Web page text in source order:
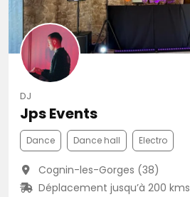
DJ
Jps Events
Dance Dance hall Electro
Cognin-les-Gorges (38)
Déplacement jusqu’à 200 kms